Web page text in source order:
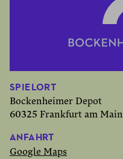
SPIELORT
Bockenheimer Depot
60325 Frankfurt am Main
ANFAHRT
Google Maps